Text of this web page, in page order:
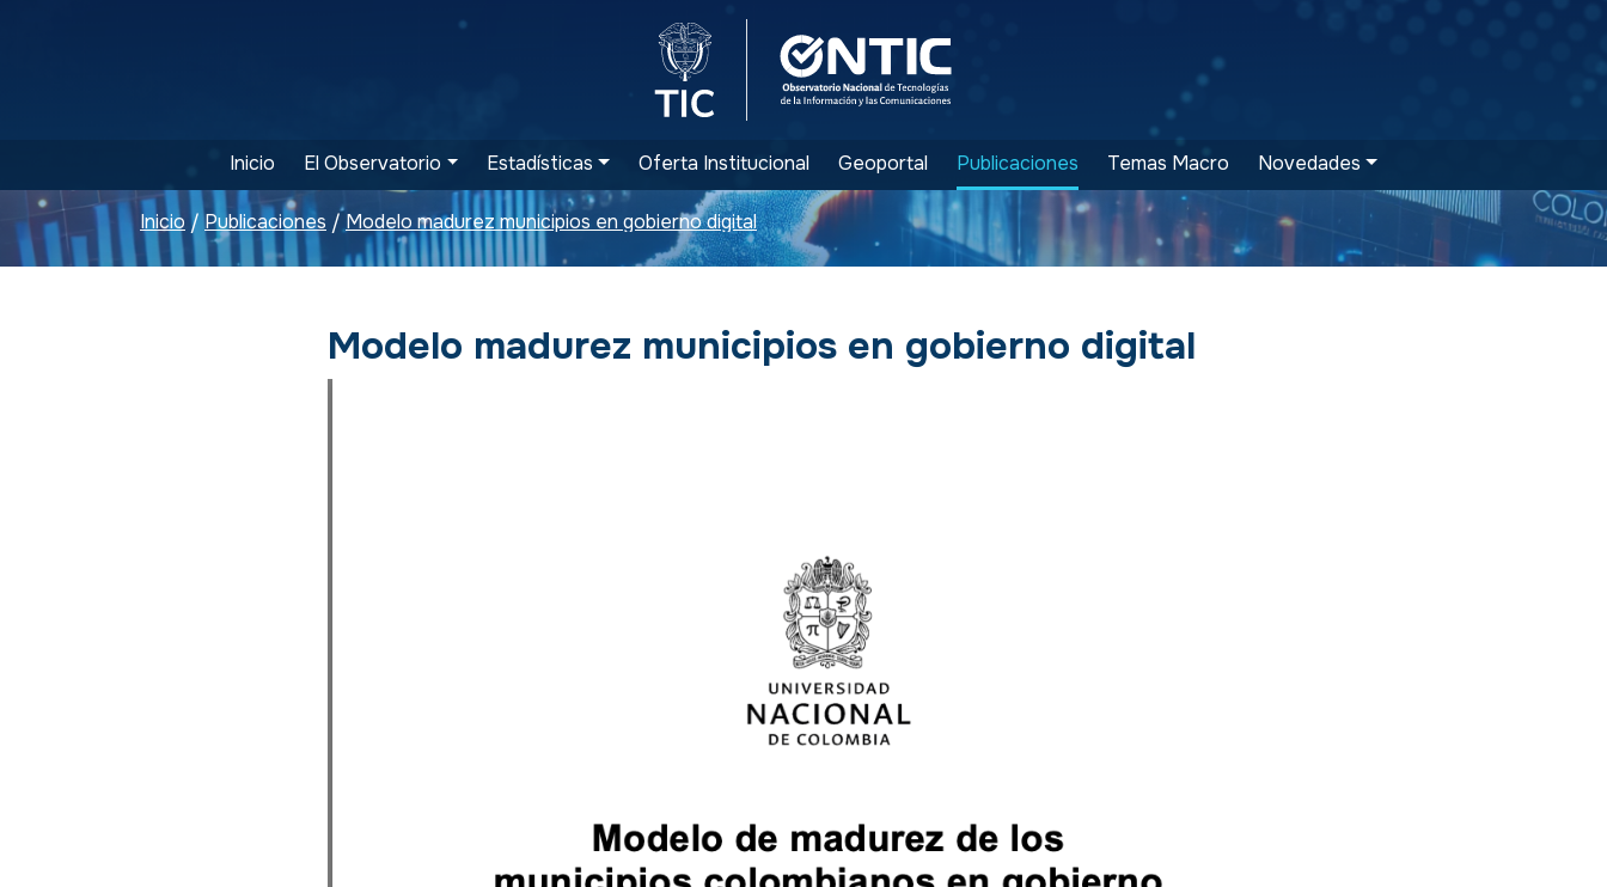
Logo del Ministerio TIC
Inicio El Observatorio Estadísticas Oferta Institucional Geoportal Publicaciones Temas Macro Novedades
Inicio /Publicaciones / Modelo madurez municipios en gobierno digital
Modelo madurez municipios en gobierno digital